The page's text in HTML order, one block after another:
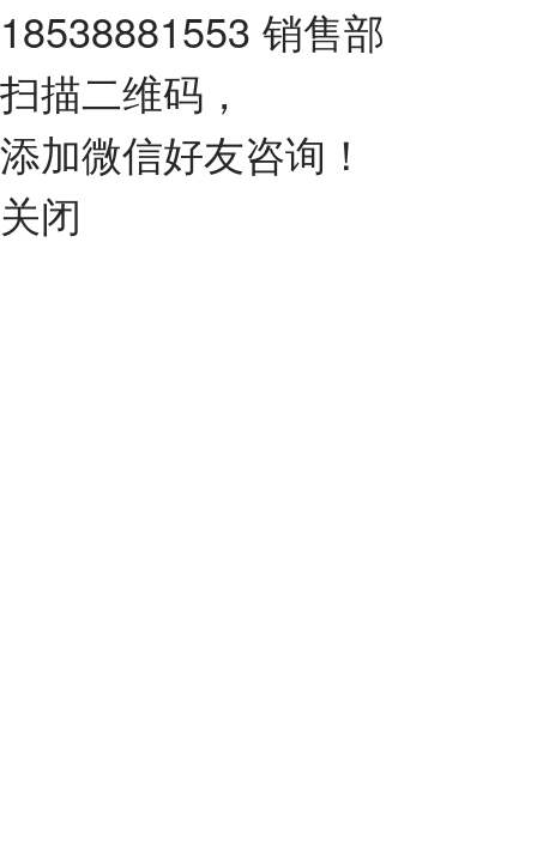
18538881553 销售部
扫描二维码，
添加微信好友咨询！
关闭